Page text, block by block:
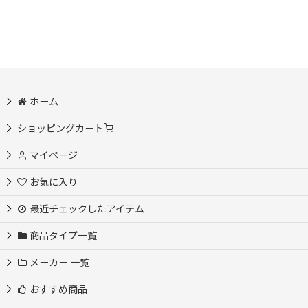
ホーム
ショッピングカート
マイページ
お気に入り
最近チェックしたアイテム
商品タイプ一覧
メーカー 一覧
おすすめ商品